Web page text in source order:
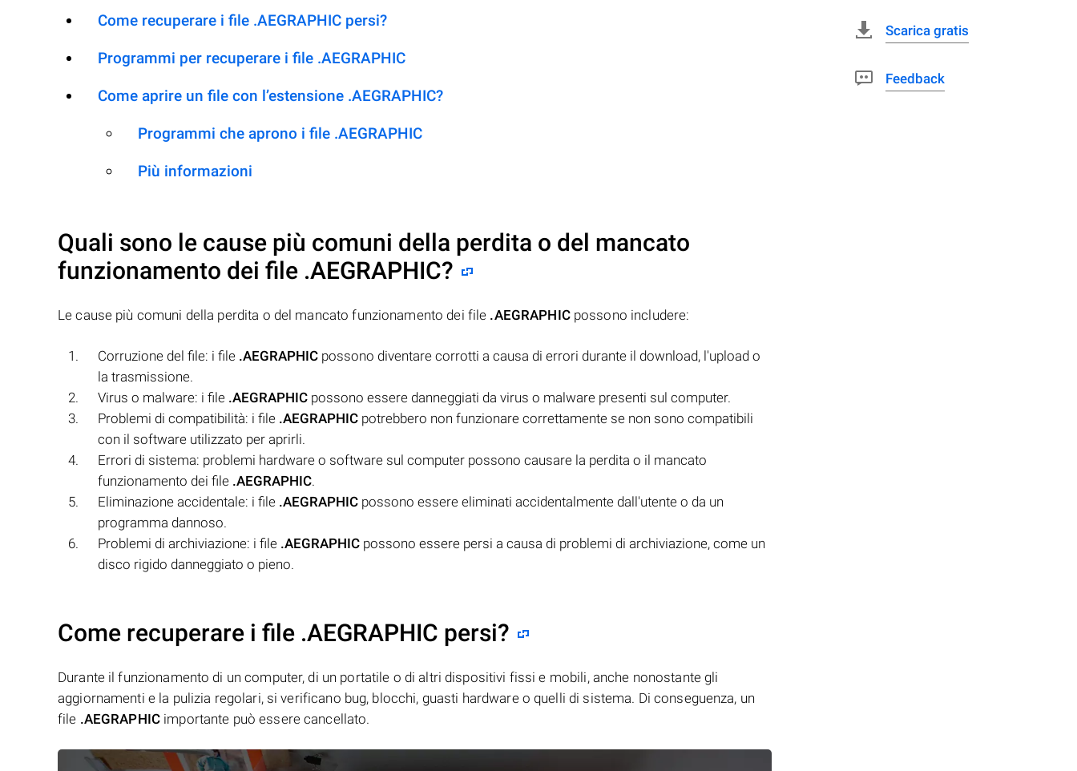
Come recuperare i file .AEGRAPHIC persi?
Programmi per recuperare i file .AEGRAPHIC
Come aprire un file con l’estensione .AEGRAPHIC?
Programmi che aprono i file .AEGRAPHIC
Più informazioni
Quali sono le cause più comuni della perdita o del mancato
funzionamento dei file .AEGRAPHIC?
Le cause più comuni della perdita o del mancato funzionamento dei file .AEGRAPHICpossono includere:
Corruzione del file: i file .AEGRAPHIC possono diventare corrotti a causa di errori durante il download, l'upload o
la trasmissione.
Virus o malware: i file .AEGRAPHIC possono essere danneggiati da virus o malware presenti sul computer.
Problemi di compatibilità: i file .AEGRAPHIC potrebbero non funzionare correttamente se non sono compatibili
con il software utilizzato per aprirli.
Errori di sistema: problemi hardware o software sul computer possono causare la perdita o il mancato
funzionamento dei file .AEGRAPHIC.
Eliminazione accidentale: i file .AEGRAPHIC possono essere eliminati accidentalmente dall'utente o da un
programma dannoso.
Problemi di archiviazione: i file .AEGRAPHIC possono essere persi a causa di problemi di archiviazione, come un
disco rigido danneggiato o pieno.
Come recuperare i file .AEGRAPHIC persi?
Durante il funzionamento di un computer, di un portatile o di altri dispositivi fissi e mobili, anche nonostante gli
aggiornamenti e la pulizia regolari, si verificano bug, blocchi, guasti hardware o quelli di sistema. Di conseguenza, un
file .AEGRAPHIC importante può essere cancellato.
Scarica gratis
Feedback